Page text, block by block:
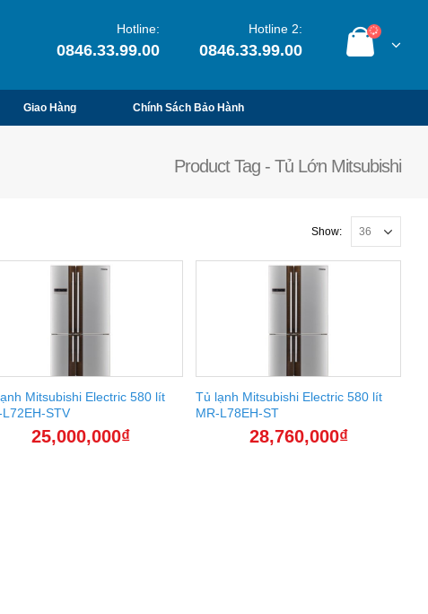
Hotline:
0846.33.99.00
Hotline 2:
0846.33.99.00
Giao Hàng Chính Sách Bảo Hành
Product Tag - Tủ Lớn Mitsubishi
Show:
Mitsubishi Electric 580 lít
L72EH-STV
25,000,000₫
Tủ lạnh Mitsubishi Electric 580 lít
MR-L78EH-ST
28,760,000₫